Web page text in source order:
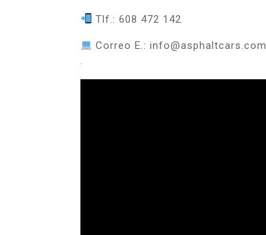
Tlf.: 608 472 142
Correo E.: info@asphaltcars.com
.